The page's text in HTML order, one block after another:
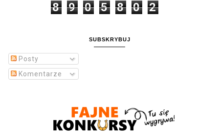
8 9 0 5 8 0 2
SUBSKRYBUJ
Posty
Komentarze